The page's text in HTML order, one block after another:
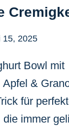
15, 2025
Bowl mit
&
für
immer